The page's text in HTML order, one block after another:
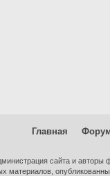
Главная
сайта и авторы
материалов,